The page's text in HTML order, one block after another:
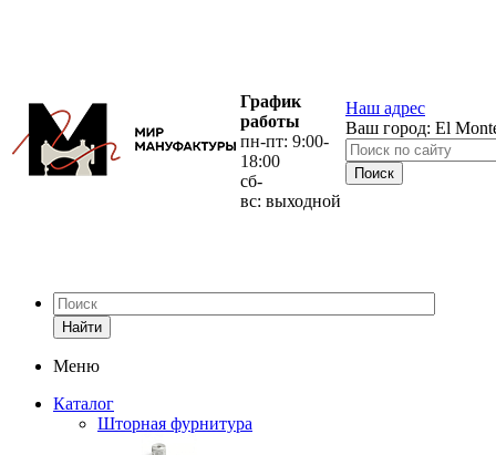
График
работы
пн-пт: 9:00-
18:00
сб-
вс: выходной
Наш адрес
Ваш город: El
Найти
Меню
Каталог
Шторная фурнитура